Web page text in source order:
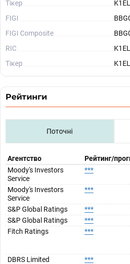
Тікер
FIGI
FIGI Composite
RIC
Тікер
Рейтинги
Поточні
Агентство Рейтинг/
Moody's Investors
Service
***
Moody's Investors
Service
***
S&P Global Ratings
***
S&P Global Ratings
***
Fitch Ratings
***
DBRS Limited
***